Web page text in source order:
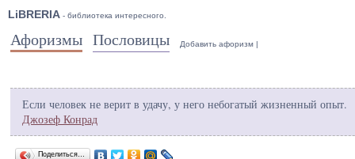
LiBRERIA - библиотека интересного.
Афоризмы Пословицы Добавить афоризм |
Если человек не верит в удачу, у него небогатый жизненный опыт.
Джозеф Конрад
Поделиться…